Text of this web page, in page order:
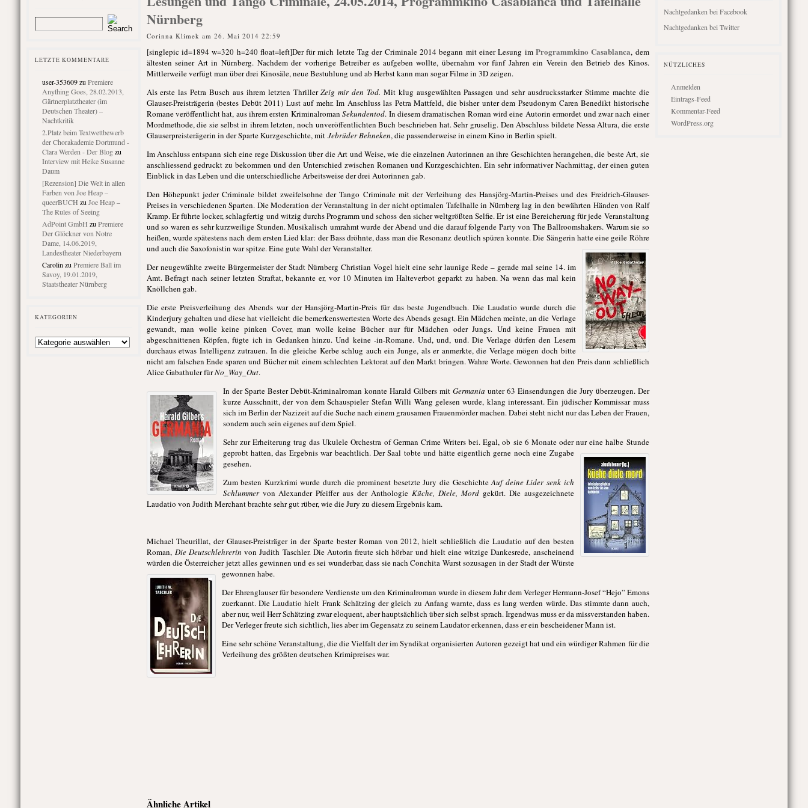
LETZTE KOMMENTARE
user-353609zu Premiere
Anything Goes, 28.02.2013,
Gärtnerplatztheater (im
Deutschen Theater) –
Nachtkritik
2.Platz beim Textwettbewerb
der Chorakademie Dortmund -
Clara Werden - Der Blogzu
Interview mit Heike Susanne
Daum
[Rezension] Die Welt in allen
Farben von Joe Heap –
queerBUCH zu Joe Heap –
The Rules of Seeing
AdPoint GmbH zu Premiere
Der Glöckner von Notre
Dame, 14.06.2019,
Landestheater Niederbayern
Carolin zu Premiere Ball im
Savoy, 19.01.2019,
Staatstheater Nürnberg
KATEGORIEN
Kategorien
Nürnberg
Corinna Klimek am 26. Mai 2014 22:59
[singlepic id=1894 w=320 h=240 float=left]Der für mich letzte Tag der Criminale 2014 begann mit einer Lesung im Programmkino Casablanca, dem
ältesten seiner Art in Nürnberg. Nachdem der vorherige Betreiber es aufgeben wollte, übernahm vor fünf Jahren ein Verein den Betrieb des Kinos.
Mittlerweile verfügt man über drei Kinosäle, neue Bestuhlung und ab Herbst kann man sogar Filme in 3D zeigen.
Als erste las Petra Busch aus ihrem letzten ThrillerZeig mir den Tod. Mit klug ausgewählten Passagen und sehr ausdrucksstarker Stimme machte die
Glauser-Preisträgerin (bestes Debüt 2011) Lust auf mehr. Im Anschluss las Petra Mattfeld, die bisher unter dem Pseudonym Caren Benedikt historische
Romane veröffentlicht hat, aus ihrem ersten KriminalromanSekundentod. In diesem dramatischen Roman wird eine Autorin ermordet und zwar nach einer
Mordmethode, die sie selbst in ihrem letzten, noch unveröffentlichten Buch beschrieben hat. Sehr gruselig. Den Abschluss bildete Nessa Altura, die erste
Glauserpreisterägerin in der Sparte Kurzgeschichte, mit Jebrüder Behneken, die passenderweise in einem Kino in Berlin spielt.
Im Anschluss entspann sich eine rege Diskussion über die Art und Weise, wie die einzelnen Autorinnen an ihre Geschichten herangehen, die beste Art, sie
anschliessend gedruckt zu bekommen und den Unterschied zwischen Romanen und Kurzgeschichten. Ein sehr informativer Nachmittag, der einen guten
Einblick in das Leben und die unterschiedliche Arbeitsweise der drei Autorinnen gab.
Den Höhepunkt jeder Criminale bildet zweifelsohne der Tango Criminale mit der Verleihung des Hansjörg-Martin-Preises und des Freidrich-Glauser-
Preises in verschiedenen Sparten. Die Moderation der Veranstaltung in der nicht optimalen Tafelhalle in Nürnberg lag in den bewährten Händen von Ralf
Kramp. Er führte locker, schlagfertig und witzig durchs Programm und schoss den sicher weltgrößten Selfie. Er ist eine Bereicherung für jede Veranstaltung
und so waren es sehr kurzweilige Stunden. Musikalisch umrahmt wurde der Abend und die darauf folgende Party von The Ballroomshakers. Warum sie so
heißen, wurde spätestens nach dem ersten Lied klar: der Bass dröhnte, dass man die Resonanz deutlich spüren konnte. Die Sängerin hatte eine geile Röhre
und auch die Saxofonistin war spitze. Eine gute Wahl der Veranstalter.
Der neugewählte zweite Bürgermeister der Stadt Nürnberg Christian Vogel hielt eine sehr launige Rede – gerade mal seine 14. im
Amt. Befragt nach seiner letzten Straftat, bekannte er, vor 10 Minuten im Halteverbot geparkt zu haben. Na wenn das mal kein
Knöllchen gab.
Die erste Preisverleihung des Abends war der Hansjörg-Martin-Preis für das beste Jugendbuch. Die Laudatio wurde durch die
Kinderjury gehalten und diese hat vielleicht die bemerkenswertesten Worte des Abends gesagt. Ein Mädchen meinte, an die Verlage
gewandt, man wolle keine pinken Cover, man wolle keine Bücher nur für Mädchen oder Jungs. Und keine Frauen mit
abgeschnittenen Köpfen, fügte ich in Gedanken hinzu. Und keine -in-Romane. Und, und, und. Die Verlage dürfen den Lesern
durchaus etwas Intelligenz zutrauen. In die gleiche Kerbe schlug auch ein Junge, als er anmerkte, die Verlage mögen doch bitte
nicht am falschen Ende sparen und Bücher mit einem schlechten Lektorat auf den Markt bringen. Wahre Worte. Gewonnen hat den Preis dann schließlich
Alice Gabathuler fürNo_Way_Out.
In der Sparte Bester Debüt-Kriminalroman konnte Harald Gilbers mit Germania unter 63 Einsendungen die Jury überzeugen. Der
kurze Ausschnitt, der von dem Schauspieler Stefan Willi Wang gelesen wurde, klang interessant. Ein jüdischer Kommissar muss
sich im Berlin der Nazizeit auf die Suche nach einem grausamen Frauenmörder machen. Dabei steht nicht nur das Leben der Frauen,
sondern auch sein eigenes auf dem Spiel.
Sehr zur Erheiterung trug das Ukulele Orchestra of German Crime Writers bei. Egal, ob sie 6 Monate oder nur eine halbe Stunde
geprobt hatten, das Ergebnis war beachtlich. Der Saal tobte und hätte eigentlich gerne noch eine Zugabe
gesehen.
Zum besten Kurzkrimi wurde durch die prominent besetzte Jury die GeschichteAuf deine Lider senk ich
Schlummervon Alexander Pfeiffer aus der AnthologieKüche, Diele, Mord gekürt. Die ausgezeichnete
Laudatio von Judith Merchant brachte sehr gut rüber, wie die Jury zu diesem Ergebnis kam.
Michael Theurillat, der Glauser-Preisträger in der Sparte bester Roman von 2012, hielt schließlich die Laudatio auf den besten
Roman, Die Deutschlehrerin von Judith Taschler. Die Autorin freute sich hörbar und hielt eine witzige Dankesrede, anscheinend
würden die Österreicher jetzt alles gewinnen und es sei wunderbar, dass sie nach Conchita Wurst sozusagen in der Stadt der Würste
gewonnen habe.
Der Ehrenglauser für besondere Verdienste um den Kriminalroman wurde in diesem Jahr dem Verleger Hermann-Josef “Hejo” Emons
zuerkannt. Die Laudatio hielt Frank Schätzing der gleich zu Anfang warnte, dass es lang werden würde. Das stimmte dann auch,
aber nur, weil Herr Schätzing zwar eloquent, aber hauptsächlich über sich selbst sprach. Irgendwas muss er da missverstanden haben.
Der Verleger freute sich sichtlich, lies aber im Gegensatz zu seinem Laudator erkennen, dass er ein bescheidener Mann ist.
Eine sehr schöne Veranstaltung, die die Vielfalt der im Syndikat organisierten Autoren gezeigt hat und ein würdiger Rahmen für die
Verleihung des größten deutschen Krimipreises war.
Ähnliche Artikel
Nachtgedanken bei Facebook
Nachtgedanken bei Twitter
NÜTZLICHES
Anmelden
Eintrags-Feed
Kommentar-Feed
WordPress.org